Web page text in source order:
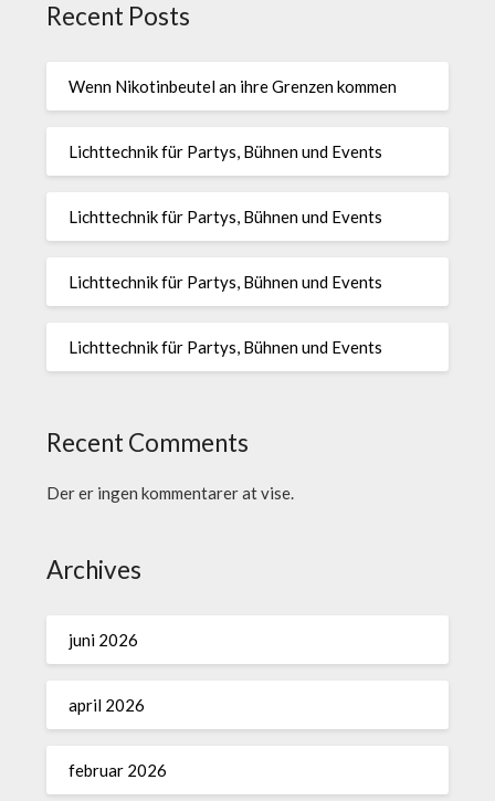
Recent Posts
Wenn Nikotinbeutel an ihre Grenzen kommen
Lichttechnik für Partys, Bühnen und Events
Lichttechnik für Partys, Bühnen und Events
Lichttechnik für Partys, Bühnen und Events
Lichttechnik für Partys, Bühnen und Events
Recent Comments
Der er ingen kommentarer at vise.
Archives
juni 2026
april 2026
februar 2026